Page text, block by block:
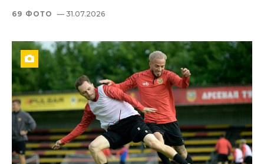
69 ФОТО — 31.07.2026